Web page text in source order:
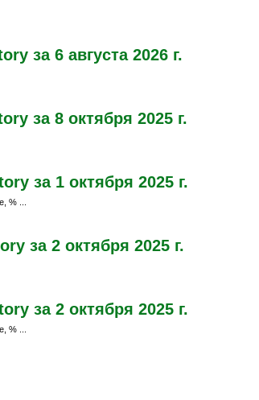
за 6 августа 2026 г.
за 8 октября 2025 г.
за 1 октября 2025 г.
% ...
за 2 октября 2025 г.
за 2 октября 2025 г.
% ...